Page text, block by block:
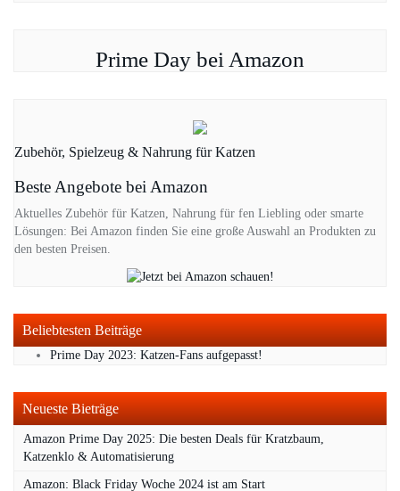
Prime Day bei Amazon
Zubehör, Spielzeug & Nahrung für Katzen
Beste Angebote bei Amazon
Aktuelles Zubehör für Katzen, Nahrung für fen Liebling oder smarte
Lösungen: Bei Amazon finden Sie eine große Auswahl an Produkten zu
den besten Preisen.
Beliebtesten Beiträge
Prime Day 2023: Katzen-Fans aufgepasst!
Neueste Bieträge
Amazon Prime Day 2025: Die besten Deals für Kratzbaum,
Katzenklo & Automatisierung
Amazon: Black Friday Woche 2024 ist am Start